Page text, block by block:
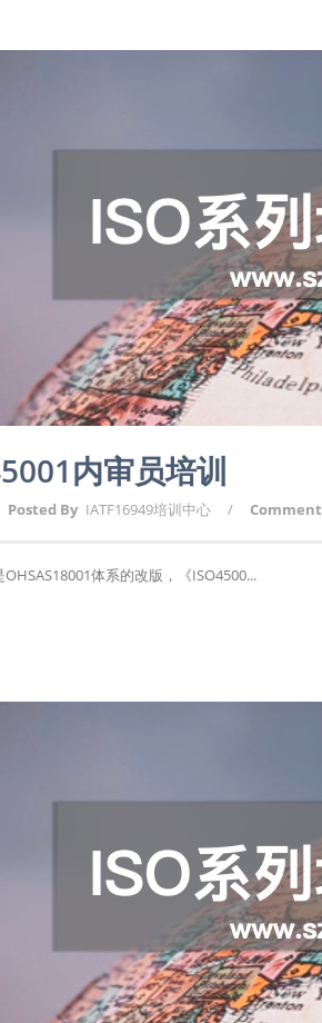
内审员培训
Posted By IATF16949培训中心 / Comment
体系的改版，《ISO4500...